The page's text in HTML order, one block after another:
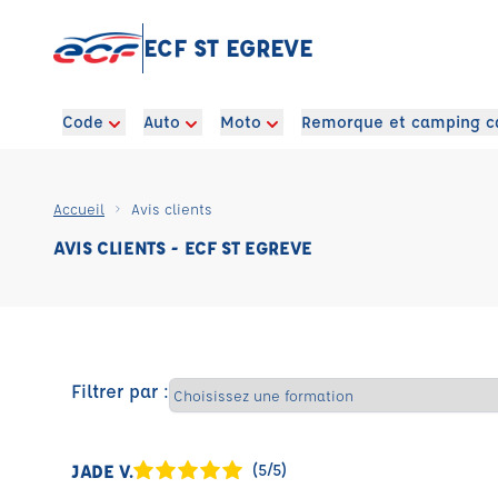
ECF ST EGREVE
Code Auto Moto Remorque et camping
Accueil Avis clients
AVIS CLIENTS - ECF ST EGREVE
Filtrer par :
JADE V. (5/5)